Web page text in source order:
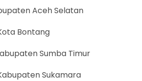
Aceh Selatan
Bontang
Sumba Timur
Sukamara